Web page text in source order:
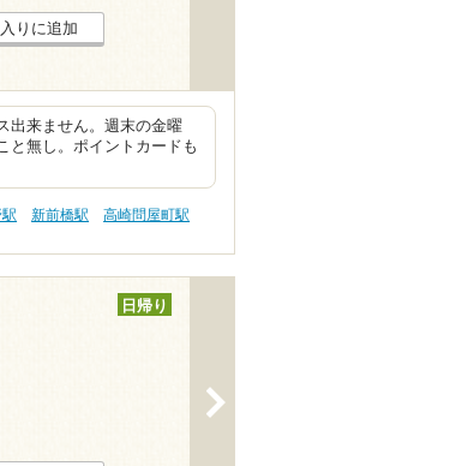
りに追加
出来ません。週末の金曜
と無し。ポイントカードも
新前橋駅
高崎問屋町駅
日帰り